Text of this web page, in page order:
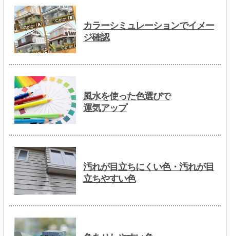
カラーシミュレーションでイメー
ジ確認
風水を使った色選びで
運気アップ
汚れが目立ちにくい色・汚れが目
立ちやすい色